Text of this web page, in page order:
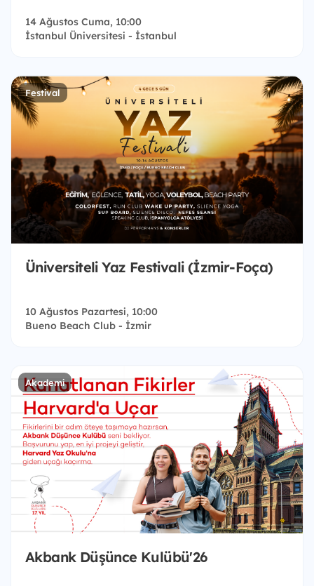
14 Ağustos Cuma, 10:00
İstanbul Üniversitesi - İstanbul
Festival
Üniversiteli Yaz Festivali (İzmir-Foça)
10 Ağustos Pazartesi, 10:00
Bueno Beach Club - İzmir
Akademi
Akbank Düşünce Kulübü'26